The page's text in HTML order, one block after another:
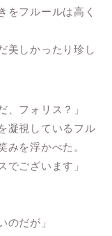
をフルールは高く
美しかったり珍し
、フォリス？」
凝視しているフル
みを浮かべた。
でございます」
のだが」